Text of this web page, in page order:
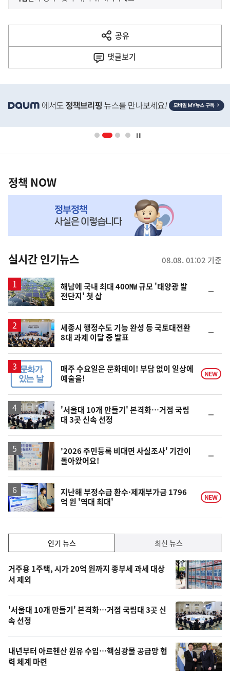
전
다
음
사
공유
열
기
댓글보기
단
영
책
NOW,
뉴
스
정책 NOW
실시간 인기뉴스 08.08. 01:02 기준
해남에 국내 최대 400㎿ 규모 '태양광 발
전단지' 첫 삽
일
세종시 행정수도 기능 완성 등 국토대전환
8대 과제 이달 중 발표
일
매주 수요일은 문화데이! 부담 없이 일상에
예술을!
NEW
'서울대 10개 만들기' 본격화…거점 국립
대 3곳 신속 선정
일
'2026 주민등록 비대면 사실조사' 기간이
돌아왔어요!
일
지난해 부정수급 환수·제재부가금 1796
억 원 '역대 최대'
NEW
기,
최
신,
오
늘
의
영
상
인기 뉴스 최신 뉴스
기
뉴
스
거주용 1주택, 시가 20억 원까지 종부세 과세 대상
서 제외
'서울대 10개 만들기' 본격화…거점 국립대 3곳 신
속 선정
내년부터 아르헨산 원유 수입…핵심광물 공급망 협
력 체계 마련